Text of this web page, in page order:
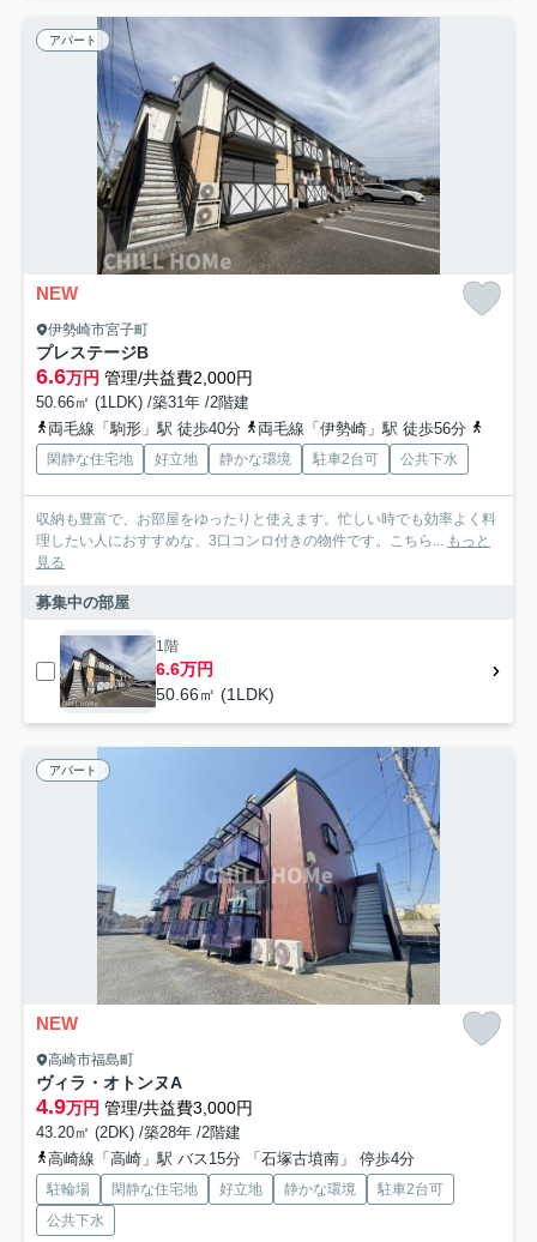
アパート
NEW
伊勢崎市宮子町
プレステージB
6.6万円 管理/共益費2,000円
50.66㎡ (1LDK) /築31年 /2階建
両毛線「駒形」駅 徒歩40分
両毛線「伊勢崎」駅 徒歩56分
閑静な住宅地 好立地 静かな環境 駐車2台可 公共下水
収納も豊富で、お部屋をゆったりと使えます。忙しい時でも効率よく料
理したい人におすすめな、3口コンロ付きの物件です。こちら... もっと
見る
募集中の部屋
1階
6.6万円
50.66㎡ (1LDK)
アパート
NEW
高崎市福島町
ヴィラ・オトンヌA
4.9万円 管理/共益費3,000円
43.20㎡ (2DK) /築28年 /2階建
高崎線「高崎」駅 バス15分 「石塚古墳南」 停歩4分
駐輪場 閑静な住宅地 好立地 静かな環境
駐車2台可
公共下水